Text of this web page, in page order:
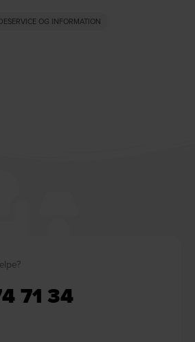
OG INFORMATION
71 34